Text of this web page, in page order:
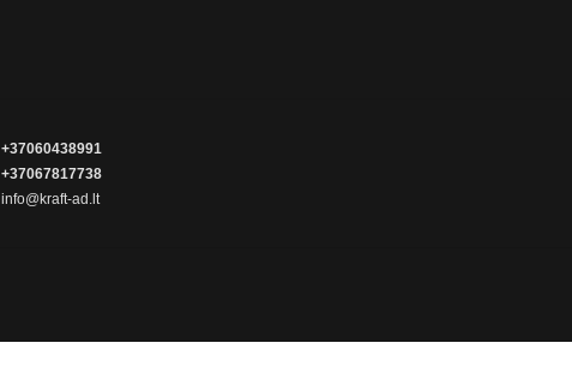
+37060438991
+37067817738
info@kraft-ad.lt